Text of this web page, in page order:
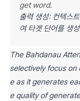
get word.
출력 생성: 컨텍스
여 타겟 단어를 생
The Bahdanau
selectively focus
e as it generates
e quality of